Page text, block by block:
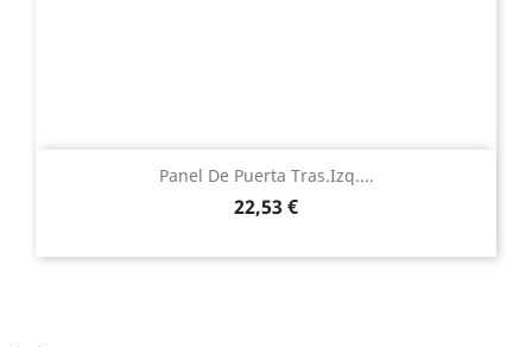
Panel De Puerta Tras.izq....
Precio
22,53 €